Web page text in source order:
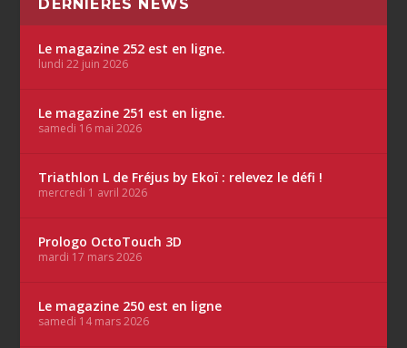
DERNIÈRES NEWS
Le magazine 252 est en ligne.
lundi 22 juin 2026
Le magazine 251 est en ligne.
samedi 16 mai 2026
Triathlon L de Fréjus by Ekoï : relevez le défi !
mercredi 1 avril 2026
Prologo OctoTouch 3D
mardi 17 mars 2026
Le magazine 250 est en ligne
samedi 14 mars 2026